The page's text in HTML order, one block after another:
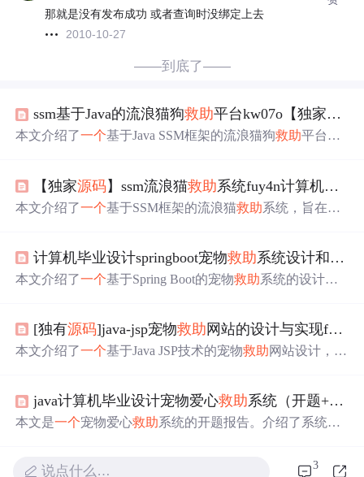
那就是没有发布成功 或者查询时没绑定上去
2010-10-27
——到底了——
ssm基于Java的流浪猫狗救助平台kw07o【独家源码
本文介绍了一个基于Java SSM框架的流浪猫狗救助平台，
和法律支持作用。技术栈包括Vue前端、Java后端和MySQ
L数据库。项目包含源码和数据库分享，提供毕设指导和
【独家源码 】ssm流浪猫救助系统fuy4n计算机毕业设计
本文介绍了一个基于SSM框架的流浪猫救助系统，旨在解
赠管理等，采用Vue前端、Java后端和MySQL数据库。提
供源码和数据库分享，以及毕设帮助和支持。
计算机毕业设计springboot宠物救助系统设计和实现mo61y9【附
本文介绍了一个基于Spring Boot的宠物救助系统的设计与
库。功能涵盖用户管理、宠物信息管理、领养管理、团队
活动管理等，旨在解决宠物救助信息不对称和资源分配
[独有源码]java-jsp宠物救助 网站的设计与实现f07f3规划与实现适合自己的毕业设计的策略
本文介绍了一个基于Java JSP技术的宠物救助网站设计，旨
逻辑、数据库交互等功能模块，同时提供了源码和数据库
分享，以及毕设指导和调试部署支持。
java计算机毕业设计宠物爱心救助系统（开题+程序+论文）
本文是一个宠物爱心救助系统的开题报告。介绍了系统开
题，还说明了研究方案、部署环境、开发技术和流程等，
说点什么… 3